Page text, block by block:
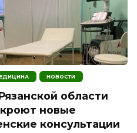
НОВОСТИ
области
новые
консультации